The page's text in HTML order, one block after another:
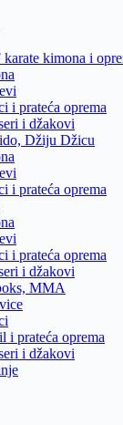
kimona i
i prateća oprema
i džakovi
Džiju Džicu
i prateća oprema
i prateća oprema
i džakovi
MMA
i prateća oprema
i džakovi